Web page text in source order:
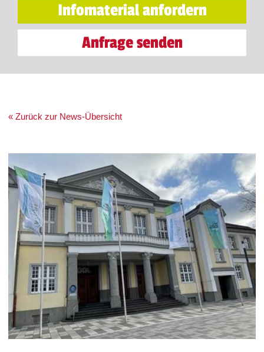
Infomaterial anfordern
Anfrage senden
« Zurück zur News-Übersicht